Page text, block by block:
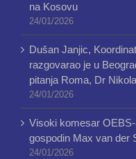
na Kosovu
24/01/2026
Dušan Janjic,
razgovarao je u
pitanja Roma, Dr
24/01/2026
Visoki komesar
gospodin Max van der
24/01/2026